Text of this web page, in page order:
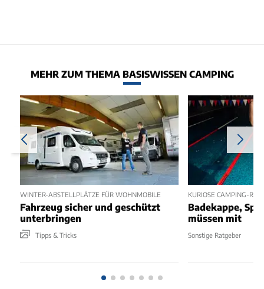
MEHR ZUM THEMA BASISWISSEN CAMPING
WINTER-ABSTELLPLÄTZE FÜR WOHNMOBILE
Fahrzeug sicher und geschützt
unterbringen
Tipps & Tricks
KURIOSE CAMPING-
Badekappe,
müssen mit
Sonstige Ratgeber